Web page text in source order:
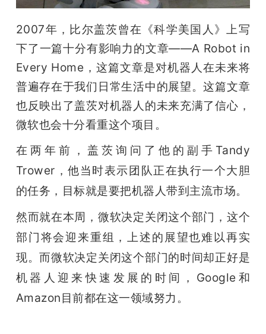
GAIR
专
题
搞
机
2007年，比尔盖茨曾在《科学美国人》上写
下了一篇十分有影响力的文章——A Robot in
Every Home，这篇文章是对机器人在未来将
普遍存在于我们日常生活中的展望。这篇文章
也反映出了盖茨对机器人的未来充满了信心，
微软也会十分看重这个项目。
在两年前，盖茨询问了他的副手Tandy
Trower，他当时表示团队正在执行一个大胆
的任务，目标就是要把机器人带到主流市场。
然而就在本周，微软决定关闭这个部门，这个
部门将会迎来重组，上述的展望也难以再实
现。而微软决定关闭这个部门的时间却正好是
机器人迎来快速发展的时间，Google和
Amazon目前都在这一领域努力。